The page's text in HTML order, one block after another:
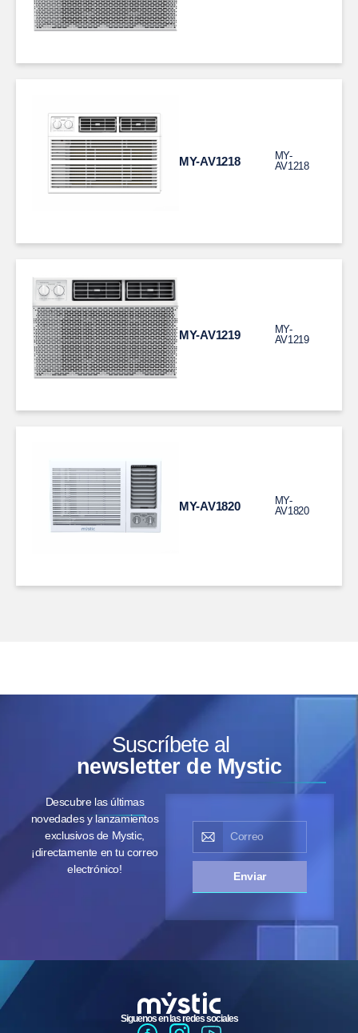
MY-AV1218
MY-
AV1218
MY-AV1219
MY-
AV1219
MY-AV1820
MY-
AV1820
Suscríbete al
newsletter de Mystic
Descubre las últimas
novedades y lanzamientos
exclusivos de Mystic,
¡directamente en tu correo
electrónico!
Enviar
Siguenos en las redes sociales